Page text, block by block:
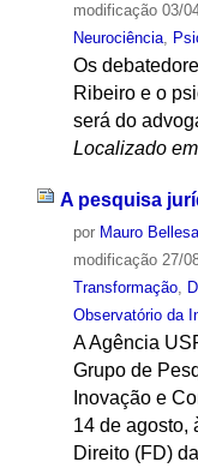
modificação03/
Neurociência,
Os
Ribeiro e o
será do
Localizado em
A pesquisa
por Mauro Bellesa
modificação27/
Transformação,
Observatório da
A Agência
Grupo de
Inovação e
14 de agosto,
Direito (FD)